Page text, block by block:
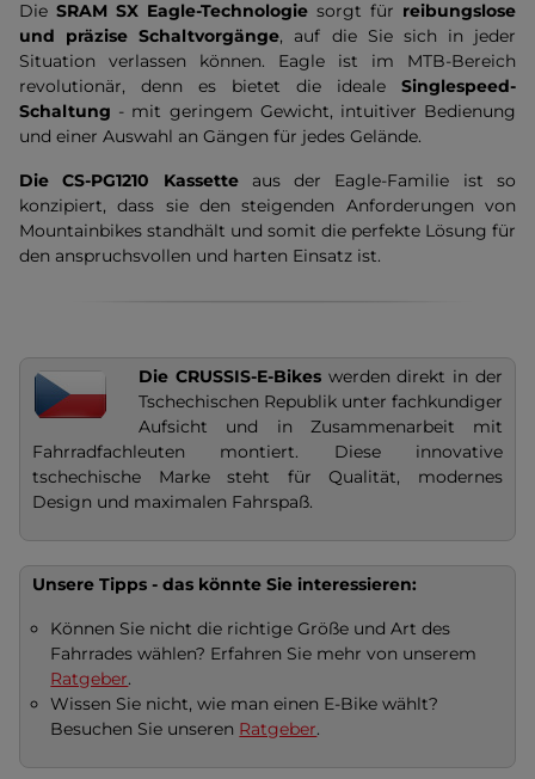
Die SRAM SX Eagle-Technologie sorgt für reibungslose
und präzise Schaltvorgänge, auf die Sie sich in jeder
Situation verlassen können. Eagle ist im MTB-Bereich
revolutionär, denn es bietet die ideale Singlespeed-
Schaltung - mit geringem Gewicht, intuitiver Bedienung
und einer Auswahl an Gängen für jedes Gelände.
Die CS-PG1210 Kassetteaus der Eagle-Familie ist so
konzipiert, dass sie den steigenden Anforderungen von
Mountainbikes standhält und somit die perfekte Lösung für
den anspruchsvollen und harten Einsatz ist.
Die CRUSSIS-E-Bikeswerden direkt in der
Tschechischen Republik unter fachkundiger
Aufsicht und in Zusammenarbeit mit
Fahrradfachleuten montiert. Diese innovative
tschechische Marke steht für Qualität, modernes
Design und maximalen Fahrspaß.
Unsere Tipps - das könnte Sie interessieren:
Können Sie nicht die richtige Größe und Art des
Fahrrades wählen? Erfahren Sie mehr von unserem
Ratgeber.
Wissen Sie nicht, wie man einen E-Bike wählt?
Besuchen Sie unseren Ratgeber.